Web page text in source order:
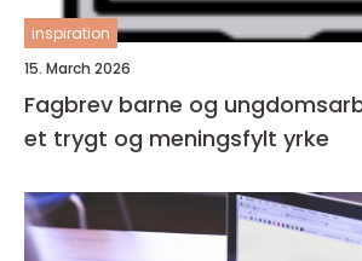
inspiration
15. March 2026
Fagbrev barne og ungdomsarbeider
et trygt og meningsfylt yrke